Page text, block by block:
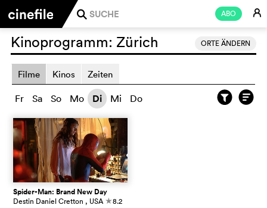
ABO E
j
ORTE ÄNDERN
Kinoprogramm: Zürich
Filme Kinos Zeiten
Fr Sa So Mo Di Mi Do
Spider-Man: Brand New Day
Destin Daniel Cretton , USA c8.2